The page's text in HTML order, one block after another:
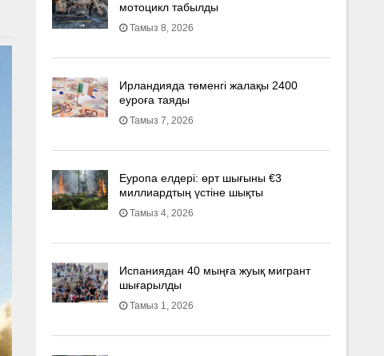
мотоцикл табылды
Тамыз 8, 2026
Ирландияда төменгі жалақы 2400
еуроға таяды
Тамыз 7, 2026
Еуропа елдері: өрт шығыны €3
миллиардтың үстіне шықты
Тамыз 4, 2026
Испаниядан 40 мыңға жуық мигрант
шығарылды
Тамыз 1, 2026